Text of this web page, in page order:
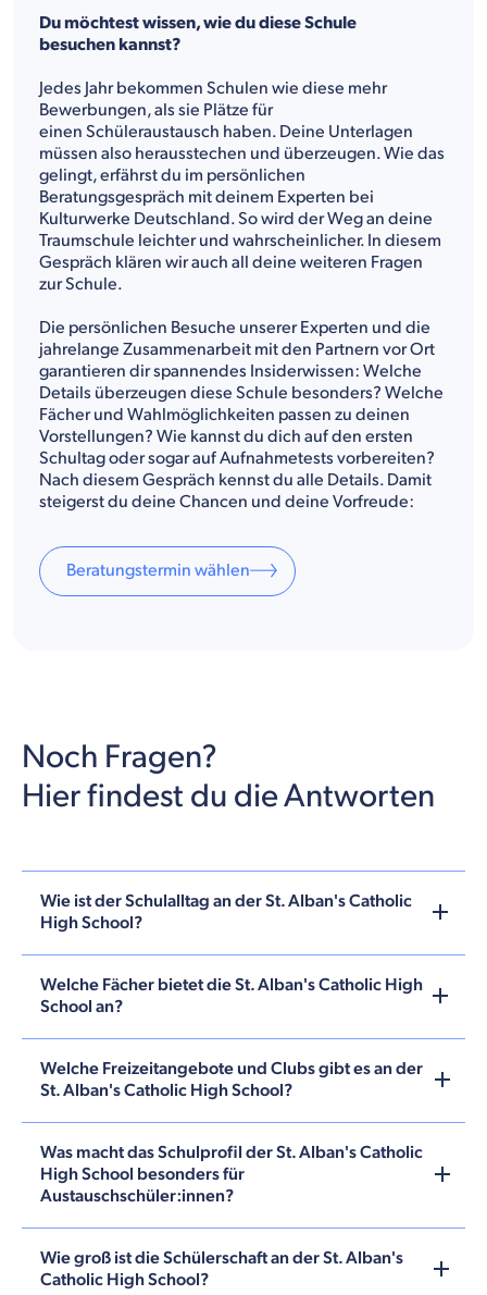
Du möchtest wissen, wie du diese Schule
besuchen kannst?
Jedes Jahr bekommen Schulen wie diese mehr
Bewerbungen, als sie Plätze für
einen Schüleraustausch haben. Deine Unterlagen
müssen also herausstechen und überzeugen. Wie das
gelingt, erfährst du im persönlichen
Beratungsgespräch mit deinem Experten bei
Kulturwerke Deutschland. So wird der Weg an deine
Traumschule leichter und wahrscheinlicher. In diesem
Gespräch klären wir auch all deine weiteren Fragen
zur Schule.
Die persönlichen Besuche unserer Experten und die
jahrelange Zusammenarbeit mit den Partnern vor Ort
garantieren dir spannendes Insiderwissen: Welche
Details überzeugen diese Schule besonders? Welche
Fächer und Wahlmöglichkeiten passen zu deinen
Vorstellungen? Wie kannst du dich auf den ersten
Schultag oder sogar auf Aufnahmetests vorbereiten?
Nach diesem Gespräch kennst du alle Details. Damit
steigerst du deine Chancen und deine Vorfreude:
Beratungstermin wählen
Noch Fragen?
Hier findest du die Antworten
Wie ist der Schulalltag an der St. Alban's Catholic
High School?
Welche Fächer bietet die St. Alban's Catholic High
School an?
Welche Freizeitangebote und Clubs gibt es an der
St. Alban's Catholic High School?
Was macht das Schulprofil der St. Alban's Catholic
High School besonders für
Austauschschüler:innen?
Wie groß ist die Schülerschaft an der St. Alban's
Catholic High School?